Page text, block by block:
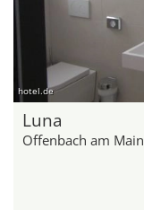
hotel.de
Luna
Offenbach am Main